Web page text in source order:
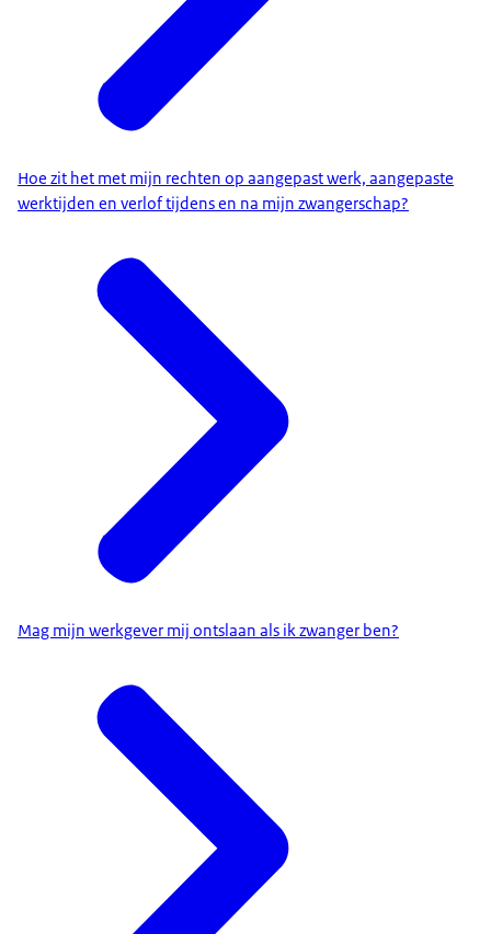
Hoe zit het met mijn rechten op aangepast werk, aangepaste
werktijden en verlof tijdens en na mijn zwangerschap?
Mag mijn werkgever mij ontslaan als ik zwanger ben?